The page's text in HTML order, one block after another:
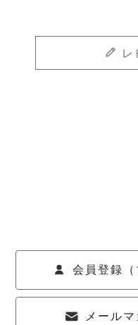
レ
会員登録
メール